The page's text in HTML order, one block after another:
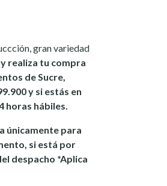
gran variedad
realiza tu compra
de Sucre,
y si estás en
horas hábiles.
únicamente para
si está por
despacho *Aplica